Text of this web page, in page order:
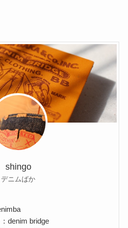
shingo
デニムばか
denim bridge